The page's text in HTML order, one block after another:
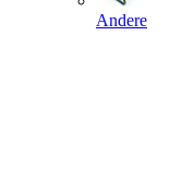
Andere